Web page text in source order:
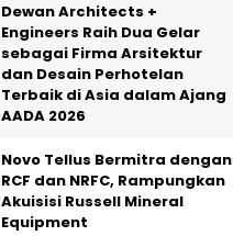
Dewan Architects +
Engineers Raih Dua Gelar
sebagai Firma Arsitektur
dan Desain Perhotelan
Terbaik di Asia dalam Ajang
AADA 2026
Novo Tellus Bermitra dengan
RCF dan NRFC, Rampungkan
Akuisisi Russell Mineral
Equipment